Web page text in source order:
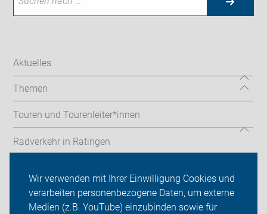
Wir verwenden mit Ihrer Einwilligung Cookies und
verarbeiten personenbezogene Daten, um externe
Medien (z.B. YouTube) einzubinden sowie für
Aktuelles
Themen
Touren und Tourenleiter*innen
Radverkehr in Ratingen
ADFC Ratingen